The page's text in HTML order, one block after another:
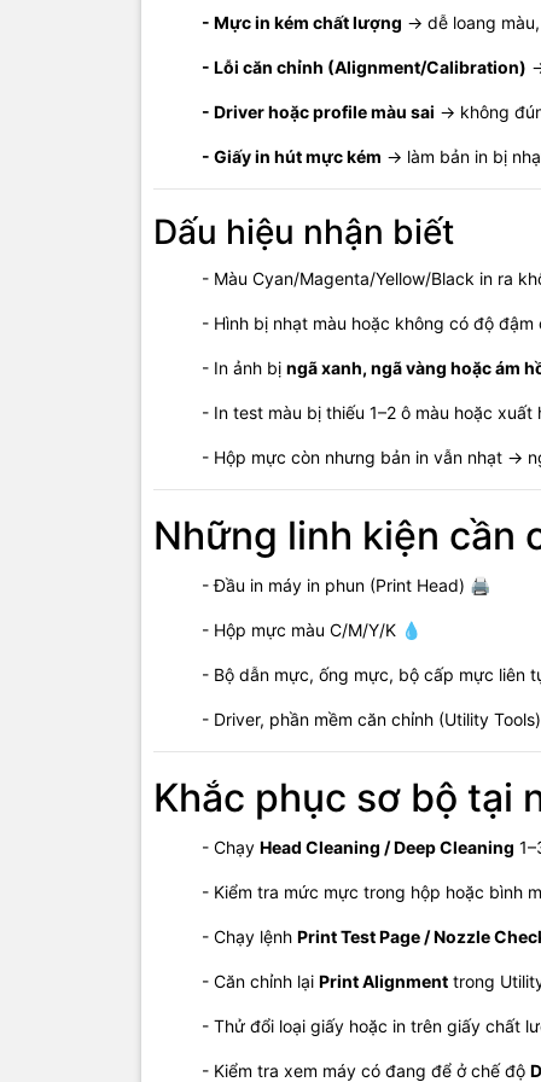
- Mực in kém chất lượng → dễ loang
- Lỗi căn chỉnh (Alignment/Calibration)
- Driver hoặc profile màu sai → không
- Giấy in hút mực kém → làm bản in bị
Dấu hiệu nhận biết
- Màu Cyan/Magenta/Yellow/Black in ra
- Hình bị nhạt màu hoặc không có độ đậm
- In ảnh bị ngã xanh, ngã vàng hoặc ám
- In test màu bị thiếu 1–2 ô màu hoặc xuất
- Hộp mực còn nhưng bản in vẫn nhạt →
Những linh kiện cần
- Đầu in máy in phun (Print Head) 🖨️
- Hộp mực màu C/M/Y/K 💧
- Bộ dẫn mực, ống mực, bộ cấp mực liên
- Driver, phần mềm căn chỉnh (Utility Tools)
Khắc phục sơ bộ tại
- Chạy Head Cleaning / Deep Cleaning
- Kiểm tra mức mực trong hộp hoặc bình
- Chạy lệnh Print Test Page / Nozzle
- Căn chỉnh lại Print Alignment trong
- Thử đổi loại giấy hoặc in trên giấy chất
- Kiểm tra xem máy có đang để ở chế độ
-
-
⚠️Nếu đã
🔧 Sửa
🔧 Xử lý lỗi
🔧 Thay
-
Giá
-
📍Cơ sở 2: